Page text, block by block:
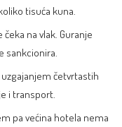
tisuća kuna.
na vlak. Guranje
sankcionira.
četvrtastih
i transport.
pa većina hotela nema